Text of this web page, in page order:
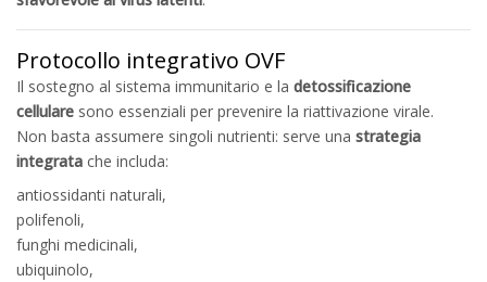
Protocollo integrativo OVF
Il sostegno al sistema immunitario e la detossificazione
cellulare sono essenziali per prevenire la riattivazione virale.
Non basta assumere singoli nutrienti: serve una strategia
integrata che includa:
antiossidanti naturali,
polifenoli,
funghi medicinali,
ubiquinolo,